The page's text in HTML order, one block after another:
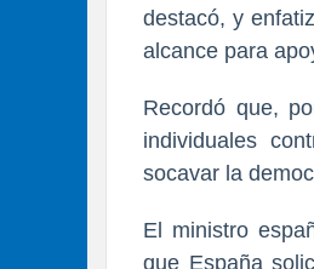
destacó, y
alcance para
Recordó que,
individuales
socavar la
El ministro
que España